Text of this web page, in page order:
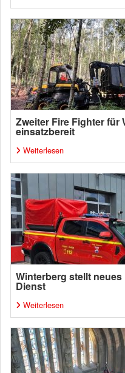
Zweiter Fire Fighter für
einsatzbereit
Weiterlesen
Winterberg stellt
Dienst
Weiterlesen